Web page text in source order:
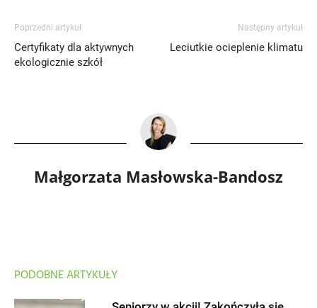
Poprzedni artykuł
Certyfikaty dla aktywnych
ekologicznie szkół
Następny artykuł
Leciutkie ocieplenie klimatu
Małgorzata Masłowska-Bandosz
PODOBNE ARTYKUŁY